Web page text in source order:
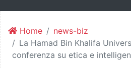
Home
news-biz
La Hamad Bin Khalifa
conferenza su etica e